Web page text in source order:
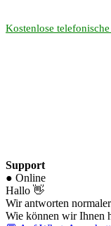
Kostenlose
Support
● Online
Hallo 👋
Wir antworten
Wie können wir Ihnen